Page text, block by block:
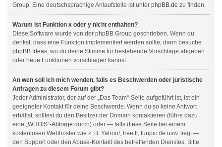
Group. Eine deutschsprachige Anlaufstelle ist unter phpBB.de zu finden.
Warum ist Funktion x oder y nicht enthalten?
Diese Software wurde von der phpBB Group geschrieben. Wenn du
denkst, dass eine Funktion implementiert werden sollte, dann besuche
phpBB Ideas, wo du deine Stimme für bestehende Vorschläge abgeben
oder neue Funktionen vorschlagen kannst.
An wen soll ich mich wenden, falls es Beschwerden oder juristische
Anfragen zu diesem Forum gibt?
Jeder Administrator, der auf der „Das Team“-Seite aufgeführt ist, ist ein
geeigneter Kontakt für deine Beschwerde. Wenn du so keine Antwort
erhältst, solltest du den Besitzer der Domain kontaktieren (führe dazu
eine „WHOIS“-Abfrage durch) oder — falls diese Seite bei einem
kostenlosen Webhoster wie z. B. Yahoo!, free.fr, funpic.de usw. liegt —
den Support oder den Abuse-Kontakt des betreffenden Dienstes. Bitte